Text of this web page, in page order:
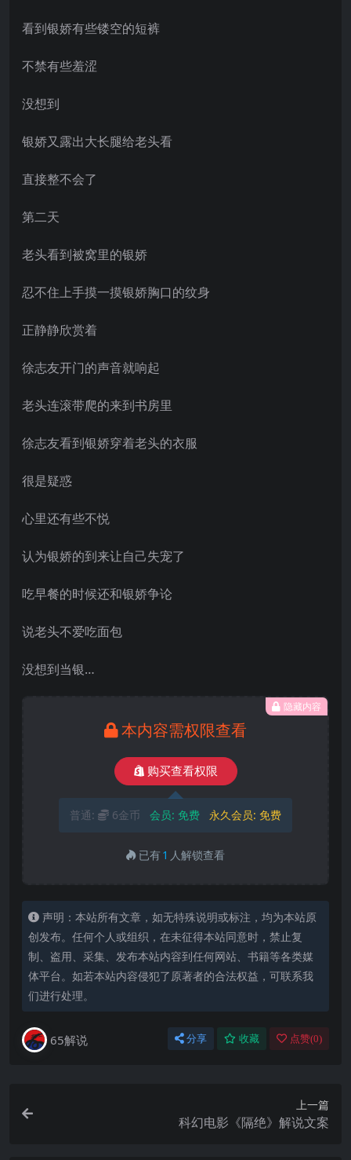
看到银娇有些镂空的短裤
不禁有些羞涩
没想到
银娇又露出大长腿给老头看
直接整不会了
第二天
老头看到被窝里的银娇
忍不住上手摸一摸银娇胸口的纹身
正静静欣赏着
徐志友开门的声音就响起
老头连滚带爬的来到书房里
徐志友看到银娇穿着老头的衣服
很是疑惑
心里还有些不悦
认为银娇的到来让自己失宠了
吃早餐的时候还和银娇争论
说老头不爱吃面包
没想到当银…
隐藏内容
本内容需权限查看
购买查看权限
普通: 6金币 会员: 免费 永久会员: 免费
已有1 人解锁查看
声明：本站所有文章，如无特殊说明或标注，均为本站原
创发布。任何个人或组织，在未征得本站同意时，禁止复
制、盗用、采集、发布本站内容到任何网站、书籍等各类媒
体平台。如若本站内容侵犯了原著者的合法权益，可联系我
们进行处理。
65解说 分享 收藏 点赞(0)
上一篇
科幻电影《隔绝》解说文案